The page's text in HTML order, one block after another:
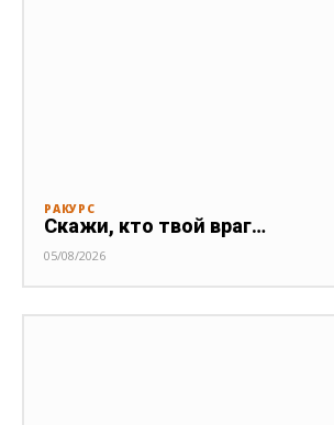
РАКУРС
Скажи, кто твой враг…
05/08/2026